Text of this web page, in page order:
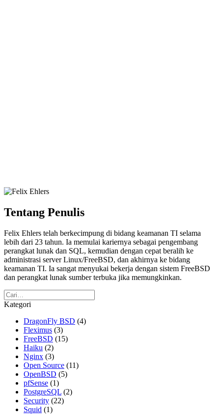
Tentang Penulis
Felix Ehlers telah berkecimpung di bidang keamanan TI selama
lebih dari 23 tahun. Ia memulai kariernya sebagai pengembang
perangkat lunak dan SQL, kemudian dengan cepat beralih ke
administrasi server Linux/FreeBSD, dan akhirnya ke bidang
keamanan TI. Ia sangat menyukai bekerja dengan sistem FreeBSD
dan perangkat lunak sumber terbuka jika memungkinkan.
Kategori
DragonFly BSD (4)
Fleximus (3)
FreeBSD (15)
Haiku (2)
Nginx (3)
Open Source (11)
OpenBSD (5)
pfSense (1)
PostgreSQL (2)
Security (22)
Squid (1)